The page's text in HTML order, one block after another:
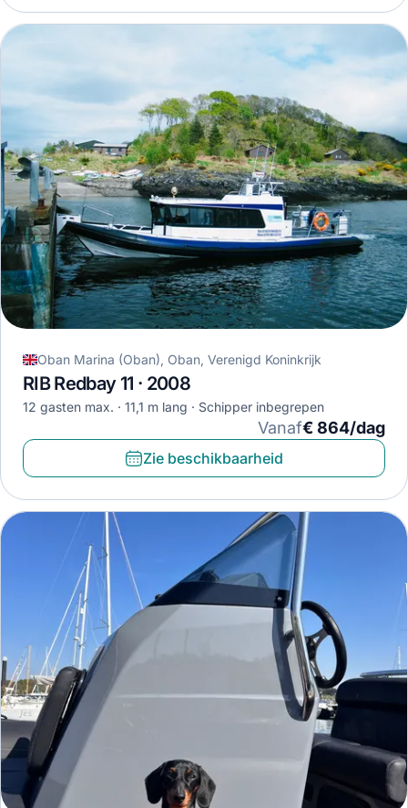
Oban Marina (Oban), Oban, Verenigd Koninkrijk
RIB Redbay 11 · 2008
12 gasten max. 11,1 m lang Schipper inbegrepen
Vanaf€ 864/dag
Zie beschikbaarheid